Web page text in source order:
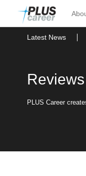
뉴
토
Latest News
Reviews
PLUS Career